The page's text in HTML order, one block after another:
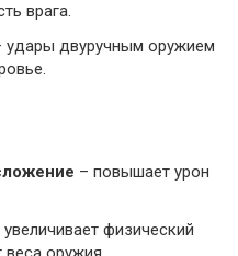
врага.
удары двуручным оружием
– повышает урон
физический